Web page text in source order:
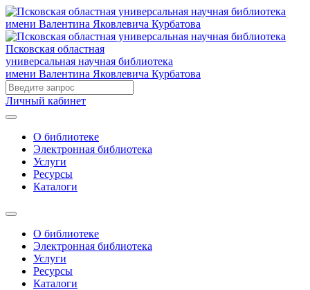
Псковская областная
универсальная научная библиотека
имени Валентина Яковлевича Курбатова
Личный кабинет
О библиотеке
Электронная библиотека
Услуги
Ресурсы
Каталоги
О библиотеке
Электронная библиотека
Услуги
Ресурсы
Каталоги